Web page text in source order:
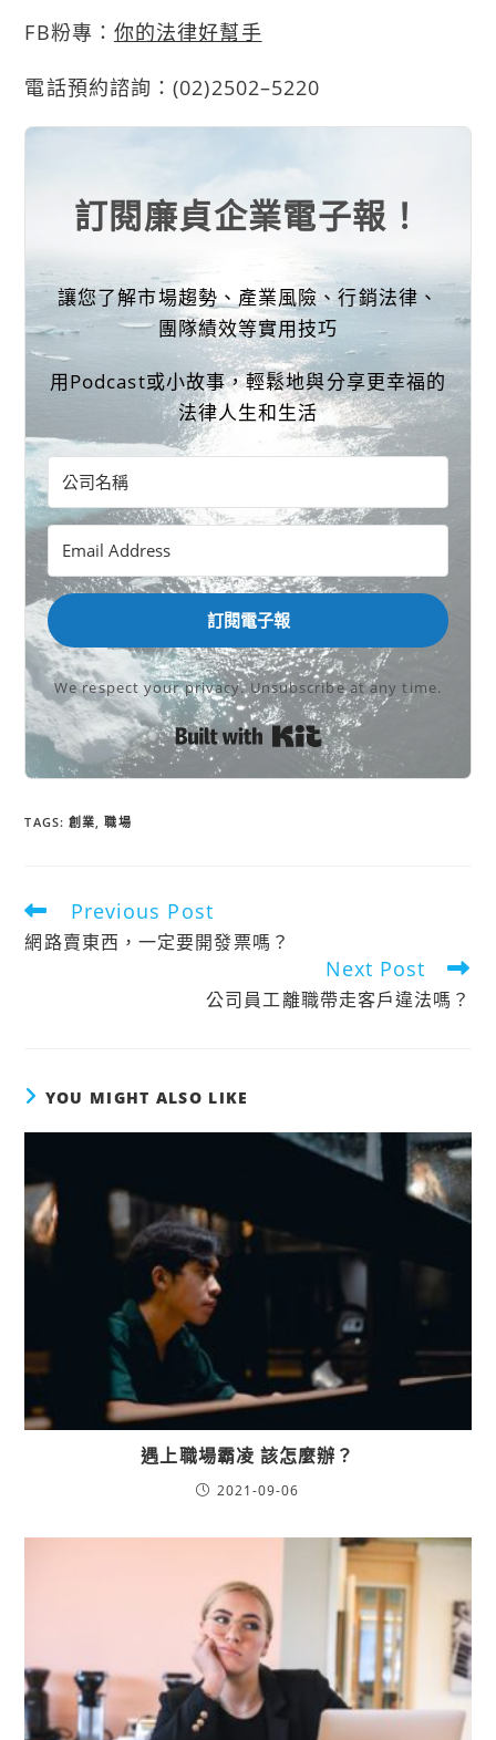
FB粉專： 你的法律好幫手
電話預約諮詢：(02)2502–5220
訂閱廉貞企業電子報！
讓您了解市場趨勢、產業風險、行銷法律、
團隊績效等實用技巧
用Podcast或小故事，輕鬆地與分享更幸福的
法律人生和生活
訂閱電子報
We respect your privacy. Unsubscribe at any time.
Built with Kit
TAGS:創業 職場
Read
more
Previous Post
網路賣東西，一定要開發票嗎？
Next Post
公司員工離職帶走客戶違法嗎？
YOU MIGHT ALSO LIKE
遇上職場霸凌 該怎麼辦？
2021-09-06